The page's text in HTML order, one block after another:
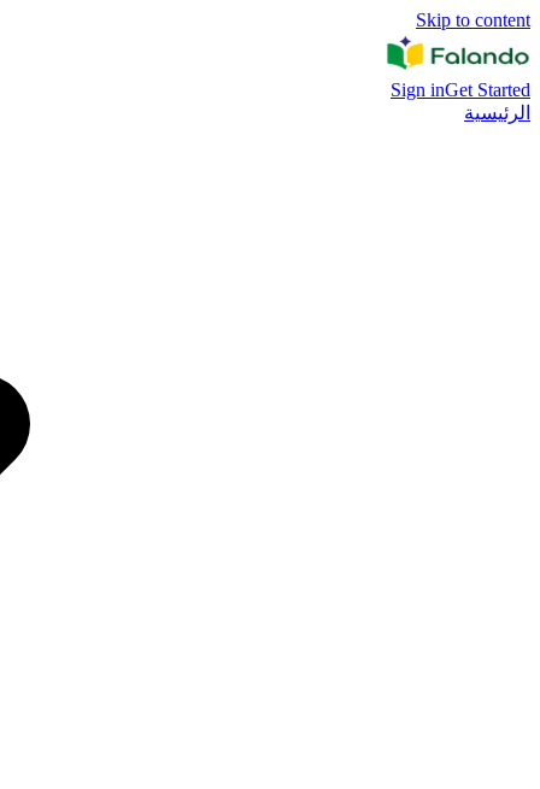
Skip to content
Sign inGet Started
الرئيسية